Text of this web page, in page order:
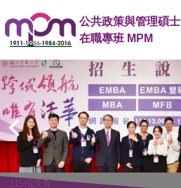
到
主
內
容
區
公共政策與管理碩士
在職專班 MPM
115招說會